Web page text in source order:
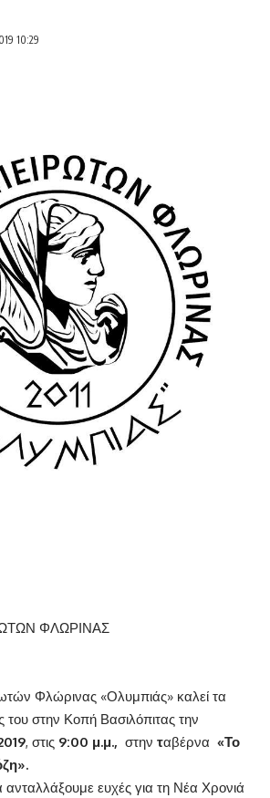
10:29
ΦΛΩΡΙΝΑΣ
Φλώρινας «Ολυμπιάς» καλεί τα
του στην Κοπή Βασιλόπιτας την
, στις 9:00 μ.μ., στην ταβέρνα «Το
ευχές για τη Νέα Χρονιά